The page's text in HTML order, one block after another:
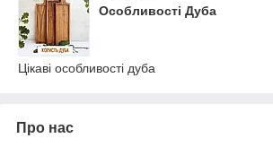
Особливості Дуба
Цікаві особливості дуба
Про нас